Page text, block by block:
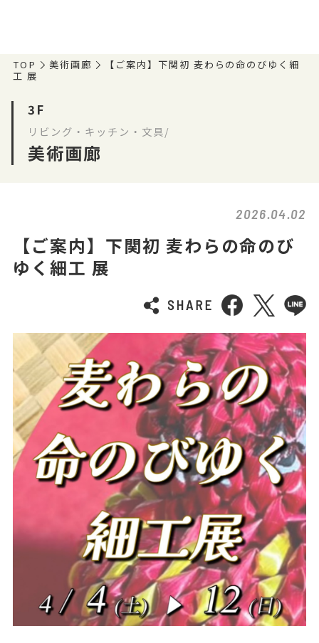
TOP 美術画廊
【ご案内】下関初 麦わらの命のびゆく細
工 展
3F
リビング・キッチン・文具/
美術画廊
2026.04.02
【ご案内】下関初 麦わらの命のび
ゆく細工 展